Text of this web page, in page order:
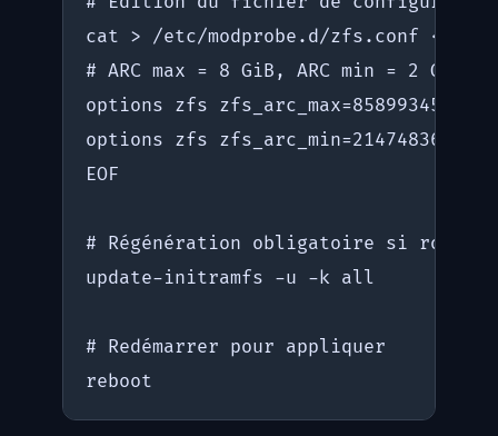
cat > /etc/modprobe.d/zfs.conf <<
# ARC max = 8 GiB, ARC min = 2 GiB
options zfs zfs_arc_max=8589934592
options zfs zfs_arc_min=2147483648
EOF
# Régénération obligatoire si root
update-initramfs -u -k all
# Redémarrer pour appliquer
reboot